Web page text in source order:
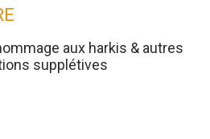
aux harkis & autres
supplétives